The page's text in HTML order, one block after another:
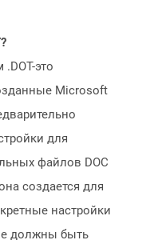
это
Microsoft
для
файлов DOC
создается для
настройки
должны быть